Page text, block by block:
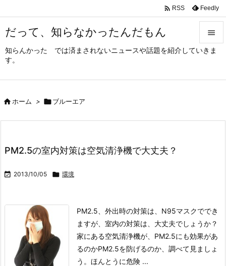
だって、知らなかったんだもん
知らんかった では済まされないニュースや話題を紹介していきま
す。



 RSS Feedly
ホーム > ブルーエア
PM2.5の室内対策は空気清浄機で大丈夫？
 2013/10/05  環境
PM2.5、外出時の対策は、N95マスクででき
ますが、 室内の対策は、大丈夫でしょうか？
家にある空気清浄機が、PM2.5にも効果があ
るのかPM2.5を防げるのか、調べて見ましょ
う。 ほんとうに危険 ...